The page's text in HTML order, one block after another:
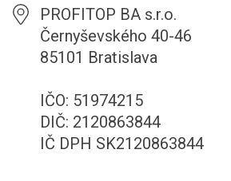
PROFITOP BA s.r.o.
Černyševského 40-46
85101 Bratislava
IČO: 51974215
DIČ: 2120863844
IČ DPH SK2120863844